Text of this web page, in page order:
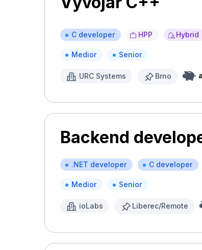
C developer HPP Hybrid
Medior Senior
URC Systems Brno
Backend
.NET developer C developer
Medior Senior
ioLabs Liberec/Remote